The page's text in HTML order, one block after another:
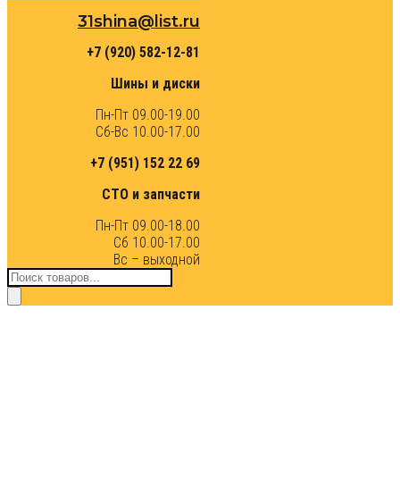
31shina@list.ru
+7 (920) 582-12-81
Шины и диски
Пн-Пт 09.00-19.00
Сб-Вс 10.00-17.00
+7 (951) 152 22 69
СТО и запчасти
Пн-Пт 09.00-18.00
Сб 10.00-17.00
Вс – выходной
Поиск
товаров